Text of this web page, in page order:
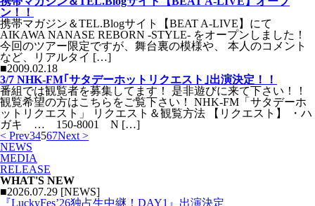
ン！！
携帯マガジン＆TEL.Blogサイト【BEAT A-LIVE】にて
AIKAWA NANASE REBORN -STYLE- をオープンしました！
今回のツアー限定ですが、舞台裏の模様や、 本人のコメント
など、リアルタイ […]
■2009.02.18
3/7 NHK-FM｢サタデーホットリクエスト｣出演決定！！
番組では観覧者を募集してます！ 是非遊びに来て下さい！！
観覧希望の方はこちらをご覧下さい！ NHK-FM「サタデーホ
ットリクエスト」 リクエスト＆観覧方法 【リクエスト】 ・ハ
ガキ … 150-8001 N […]
< Prev34567Next >
NEWS
MEDIA
RELEASE
WHAT'S NEW
■2026.07.29 [NEWS]
『LuckyFes’26独占生中継！DAY1』出演決定